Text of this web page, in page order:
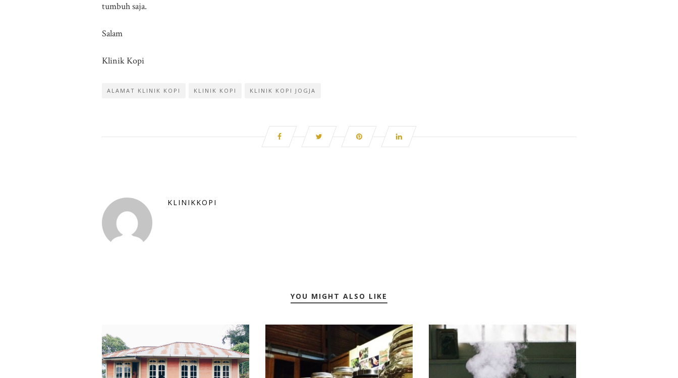
tumbuh saja.
Salam
Klinik Kopi
ALAMAT KLINIK KOPI KLINIK KOPI KLINIK KOPI JOGJA
KLINIKKOPI
YOU MIGHT ALSO LIKE